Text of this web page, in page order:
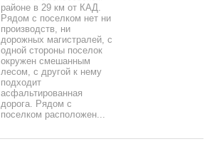
районе в 29 км от КАД.
Рядом с поселком нет ни
производств, ни
дорожных магистралей, с
одной стороны поселок
окружен смешанным
лесом, с другой к нему
подходит
асфальтированная
дорога. Рядом с
поселком расположен...